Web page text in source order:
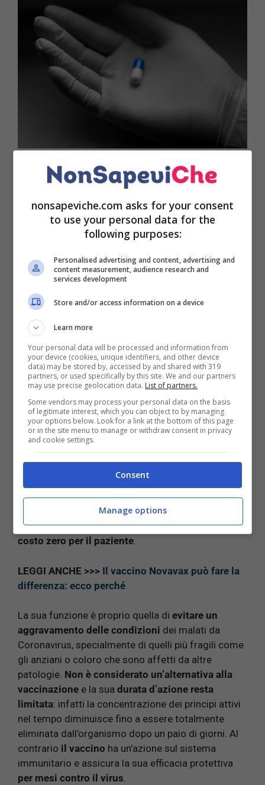
Dopo la valutazione esperta dell’Aifa, la
Commissione tecnico scientifica dell’Agenzia
italiana del farmaco, a dicembre scorso, la
cura per contrastare il virus SARS-CoV-2
trattamento domestico della
malattiaper persone che presentanosintomi lievi
morti dopo la seconda dose: ecco perchè
Il Molnupiravir deve essere assunto per via orale nei
pazienti affetti da Coronavirus entro 5 giorni
dall’insorgenza dei sintomi. La curadura 5 giorni
la posologia è di4 pillole per due volte al giorno. Il
farmaco
non è consigliato per donne in
gravidanzao nel periodo dell’allattamento, il quale
deve essere interrotto in caso di trattamento sia
durante che fino a 4 giorni dopo il termine della
cura.
medici di famigliaa decidere di volta in
volta la necessità di utilizzare il Molnupiravir e in
una fase iniziale saràdisponibile nelle farmacie
ospedaliere, poi anche in quelle autorizzate, a
costo zero per il paziente.
LEGGI ANCHE >>> Il vaccino Novavax può fare la
differenza: ecco perché
La sua funzione è proprio quella di evitare un
aggravamento delle condizioni dei malati da
Coronavirus, specialmente di quelli più fragili come
gli anziani o coloro che sono affetti da altre
patologie. Non è considerato un’alternativa alla
vaccinazione e la sua durata d’azione resta
limitata: infatti la concentrazione dei principi attivi
nel tempo diminuisce fino a essere totalmente
eliminata dall’organismo dopo un paio di giorni. Al
contrario il vaccino ha un’azione sul sistema
immunitario e assicura la sua efficacia protettiva
per mesi contro il virus.
nonsapeviche.com asks for your consent
to use your personal data for the
following purposes:
Personalised advertising and content, advertising and
content measurement, audience research and
services development
Store and/or access information on a device
Learn more
Your personal data will be processed and information from
your device (cookies, unique identifiers, and other device
data) may be stored by, accessed by and shared with 319
partners, or used specifically by this site. We and our partners
may use precise geolocation data. List of partners.
Some vendors may process your personal data on the basis
of legitimate interest, which you can object to by managing
your options below. Look for a link at the bottom of this page
or in the site menu to manage or withdraw consent in privacy
and cookie settings.
Consent
Manage options